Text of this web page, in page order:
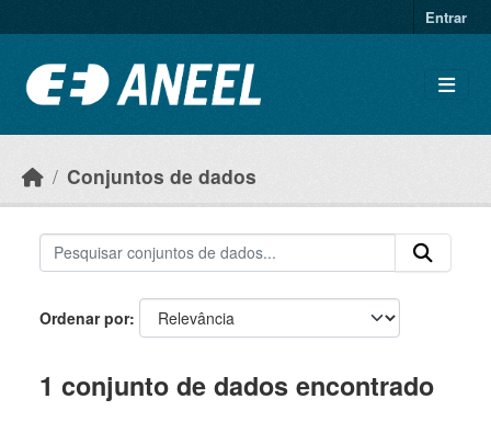
Entrar
Conjuntos de dados
Ordenar por
1 conjunto de dados encontrado